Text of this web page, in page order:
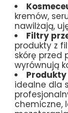
kremów,
nawilżają,
Filtry
produkty z
skórę przed
wyrównują
idealne dla
chemiczne,